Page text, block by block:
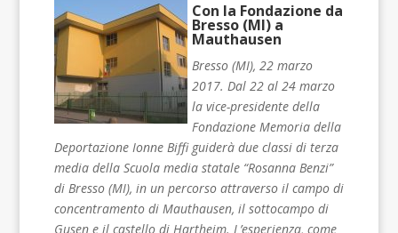
Con la Fondazione da
Bresso (MI) a
Mauthausen
Bresso (MI), 22 marzo
2017. Dal 22 al 24 marzo
la vice-presidente della
Fondazione Memoria della
Deportazione Ionne Biffi guiderà due classi di terza
media della Scuola media statale “Rosanna Benzi”
di Bresso (MI), in un percorso attraverso il campo di
concentramento di Mauthausen, il sottocampo di
Gusen e il castello di Hartheim. L’esperienza, come